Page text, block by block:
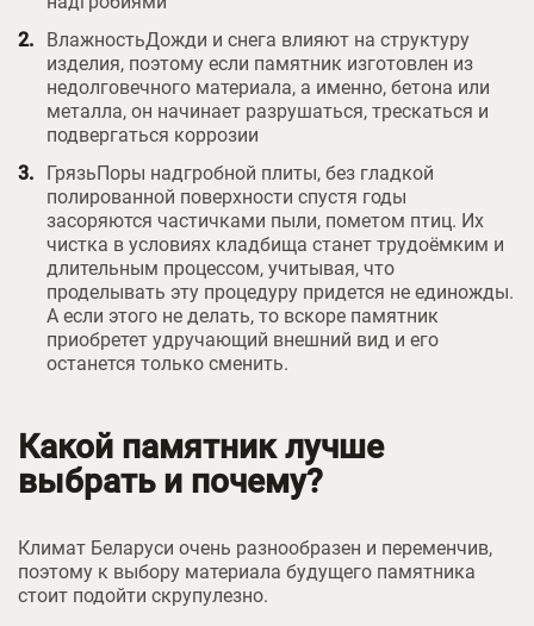
ВлажностьДожди и снега влияют на структуру
изделия, поэтому если памятник изготовлен из
недолговечного материала, а именно, бетона или
металла, он начинает разрушаться, трескаться и
подвергаться коррозии
ГрязьПоры надгробной плиты, без гладкой
полированной поверхности спустя годы
засоряются частичками пыли, пометом птиц. Их
чистка в условиях кладбища станет трудоёмким и
длительным процессом, учитывая, что
проделывать эту процедуру придется не единожды.
А если этого не делать, то вскоре памятник
приобретет удручающий внешний вид и его
останется только сменить.
Какой памятник лучше
выбрать и почему?
Климат Беларуси очень разнообразен и переменчив,
поэтому к выбору материала будущего памятника
стоит подойти скрупулезно.